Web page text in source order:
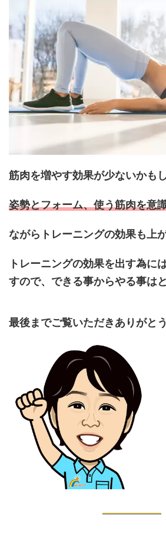
筋肉を増やす効果が少ないかも
姿勢とフォーム、使う筋肉を意
ながらトレーニングの効果も上
トレーニングの効果を出す為に
すので、できる事からやる事は
最後までご覧いただきありがと